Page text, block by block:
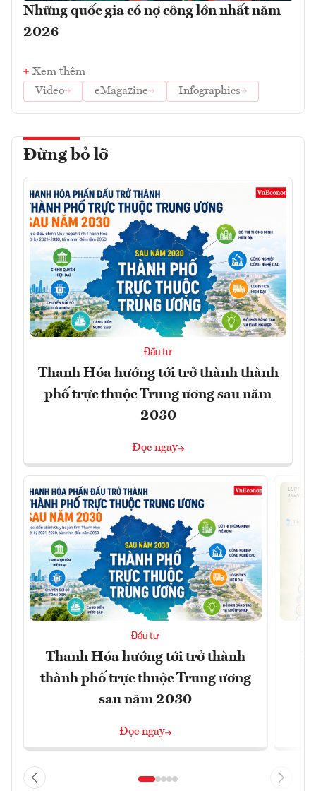
Những quốc gia có nợ công lớn nhất năm
2026
Xem thêm
Video
eMagazine Infographics
Đừng bỏ lỡ
Đầu tư
Thanh Hóa hướng tới trở thành thành
phố trực thuộc Trung ương sau năm
2030
Đọc ngay
Đầu tư
Thanh Hóa hướng tới trở thành
thành phố trực thuộc Trung ương
sau năm 2030
Đọc ngay